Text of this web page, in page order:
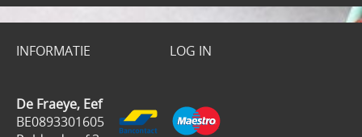
INFORMATIE LOG IN
De Fraeye, Eef
BE0893301605